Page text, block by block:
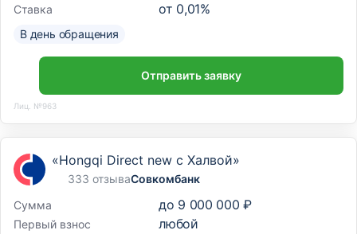
Ставка от 0,01%
В день обращения
Отправить заявку
Лиц. №963
«Hongqi Direct new с Халвой»
333 отзываСовкомбанк
Сумма
до 9 000 000 ₽
Первый взнос любой